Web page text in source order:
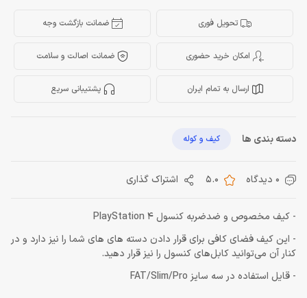
تحویل فوری ضمانت بازگشت وجه
امکان خرید حضوری ضمانت اصالت و سلامت
ارسال به تمام ایران پشتیبانی سریع
دسته بندی ها کیف و کوله
0 دیدگاه 5.0 اشتراک گذاری
- کیف مخصوص و ضدضربه کنسول PlayStation 4
- این کیف فضای کافی برای قرار دادن دسته های های شما را نیز دارد و در
کنار آن می‌توانید کابل‌های کنسول را نیز قرار دهید.
- قایل استفاده در سه سایز FAT/Slim/Pro